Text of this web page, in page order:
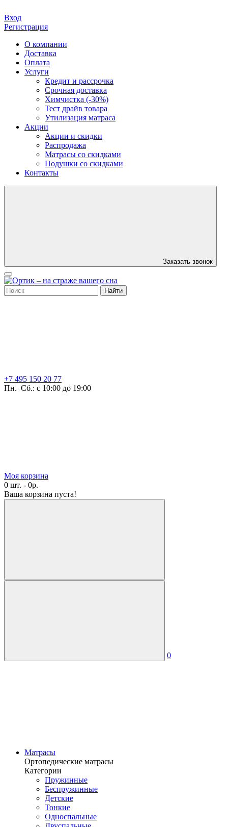
Вход
Регистрация
О компании
Доставка
Оплата
Услуги
Кредит и рассрочка
Срочная доставка
Химчистка (-30%)
Тест драйв товара
Утилизация матраса
Акции
Акции и скидки
Распродажа
Матрасы со скидками
Подушки со скидками
Контакты
Заказать звонок
Найти
+7 495 150 20 77
Пн.–Сб.: с 10:00 до 19:00
Моя корзина
0 шт. - 0р.
Ваша корзина пуста!
0
Матрасы
Ортопедические матрасы
Категории
Пружинные
Беспружинные
Детские
Тонкие
Односпальные